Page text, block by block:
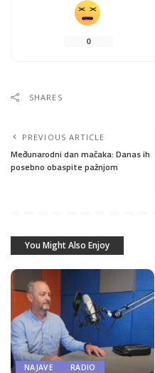
0
SHARES
PREVIOUS ARTICLE
Međunarodni dan mačaka: Danas ih
posebno obaspite pažnjom
You Might Also Enjoy
NAJAVE RADIO